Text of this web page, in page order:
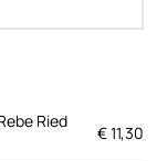
Ried
€ 11,30